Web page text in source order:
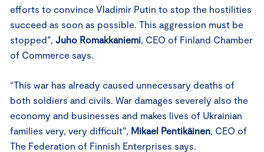
efforts to convince Vladimir Putin to stop the hostilities
succeed as soon as possible. This aggression must be
stopped”, Juho Romakkaniemi, CEO of Finland Chamber
of Commerce says.
“This war has already caused unnecessary deaths of
both soldiers and civils. War damages severely also the
economy and businesses and makes lives of Ukrainian
families very, very difficult”, Mikael Pentikäinen, CEO of
The Federation of Finnish Enterprises says.